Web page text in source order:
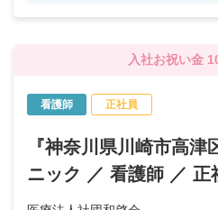
入社お祝い金
看護師 正社員
『神奈川県川崎市高津
ニック ／ 看護師 ／ 正